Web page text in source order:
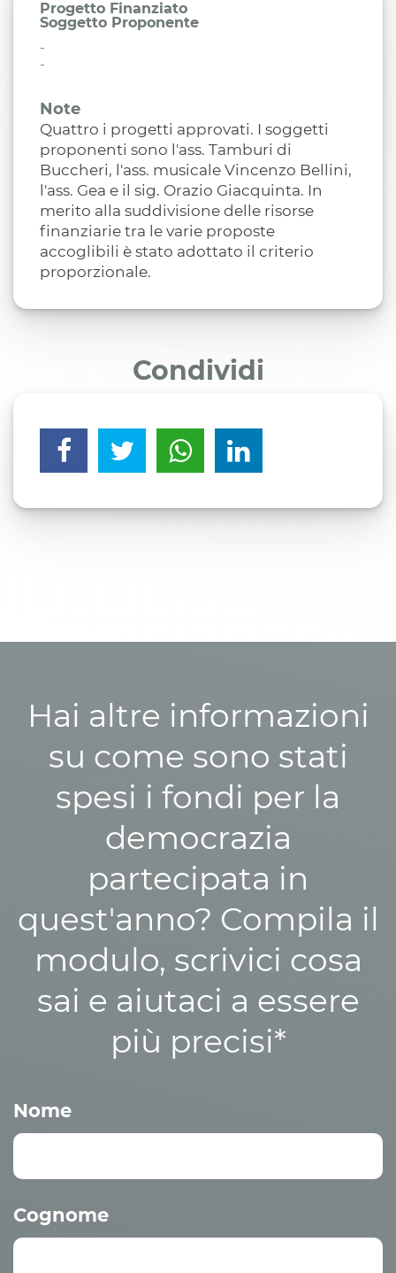
Progetto Finanziato
Soggetto Proponente
-
-
Note
Quattro i progetti approvati. I soggetti
proponenti sono l'ass. Tamburi di
Buccheri, l'ass. musicale Vincenzo Bellini,
l'ass. Gea e il sig. Orazio Giacquinta. In
merito alla suddivisione delle risorse
finanziarie tra le varie proposte
accoglibili è stato adottato il criterio
proporzionale.
Condividi
Hai altre informazioni
su come sono stati
spesi i fondi per la
democrazia
partecipata in
quest'anno? Compila il
modulo, scrivici cosa
sai e aiutaci a essere
più precisi*
Nome
Cognome